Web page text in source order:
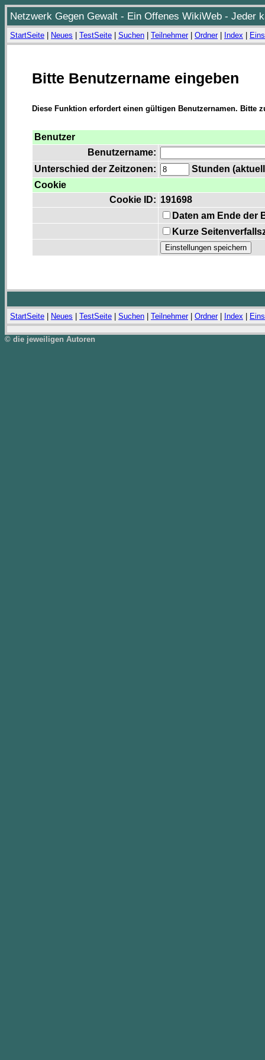
Netzwerk Gegen Gewalt - Ein Offenes WikiWeb - Jeder
StartSeite Neues TestSeite Suchen Teilnehmer| Ordner| Index
Bitte Benutzername eingeben
Diese Funktion erfordert einen gültigen Benutzernamen. Bitte
Benutzer
Benutzername:
Unterschied der Zeitzonen:
Stunden
Cookie
Cookie ID: 191698
Daten am Ende der
Kurze
StartSeite Neues TestSeite Suchen Teilnehmer| Ordner| Index
© die jeweiligen Autoren